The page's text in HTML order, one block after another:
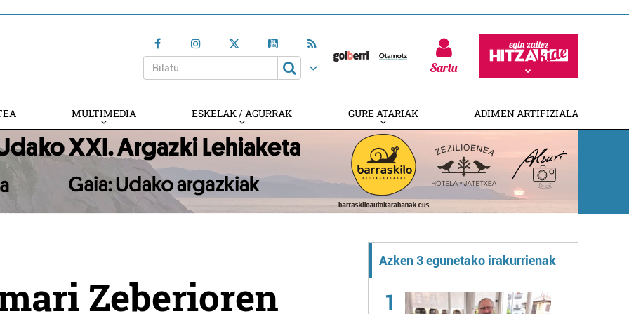
Sartu
MULTIMEDIA ESKELAK / AGURRAK GURE ATARIAK ADIMEN ARTIFIZIALA
Zeberioren
Azken 3 egunetako irakurrienak
1